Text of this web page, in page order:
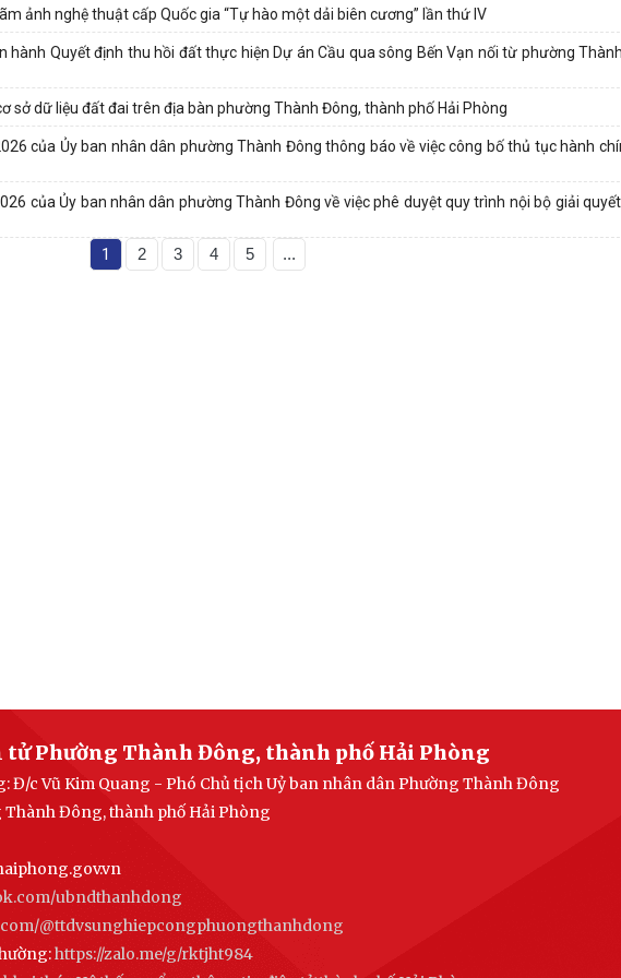
ảnh nghệ thuật cấp Quốc gia “Tự hào một dải biên cương” lần thứ IV
hành Quyết định thu hồi đất thực hiện Dự án Cầu qua sông Bến Vạn nối từ phường
sở dữ liệu đất đai trên địa bàn phường Thành Đông, thành phố Hải Phòng
của Ủy ban nhân dân phường Thành Đông thông báo về việc công bố thủ tục hành
của Ủy ban nhân dân phường Thành Đông về việc phê duyệt quy trình nội bộ giải
1 2 3 4 5 ...
Phường Thành Đông, thành phố Hải Phòng
Đ/c Vũ Kim Quang - Phó Chủ tịch Uỷ ban nhân dân Phường Thành Đông
Đông, thành phố Hải Phòng
ubndthanhdong
@ttdvsunghiepcongphuongthanhdong
https://zalo.me/g/rktjht984